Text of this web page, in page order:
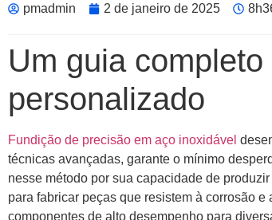
pmadmin 2 de janeiro de 2025
Um guia
personalizado
Fundição de precisão em aço inoxidável
técnicas avançadas, garante o mínimo
nesse método por sua capacidade de
para fabricar peças que resistem à corrosão
componentes de alto desempenho para